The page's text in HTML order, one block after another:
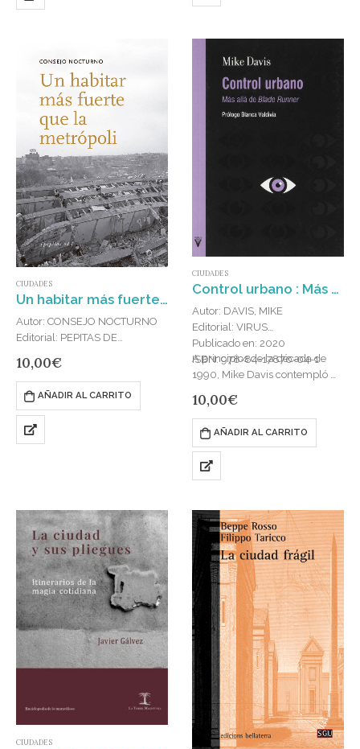
CIUDADES
Un habitar más fuerte que la metrópoli
Autor: CONSEJO NOCTURNO
Editorial: PEPITAS DE
Publicado en: 2018
ISBN: 978-84-15862-63-5
10,00€
AÑADIR AL CARRITO
CIUDADES
Control urbano : Más allá de Blade Runner
Autor: DAVIS, MIKE
Editorial: VIRUS
Publicado en: 2020
ISBN: 978-84-17870-04-1
A principios de la década de
1990, Mike Davis contempló en
Ángeles o Las Vegas, un
mañana cuya violencia…
10,00€
AÑADIR AL CARRITO
CIUDADES